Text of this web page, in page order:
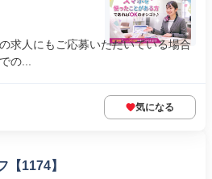
求人にもご応募いただいている場合
の...
気になる
【1174】